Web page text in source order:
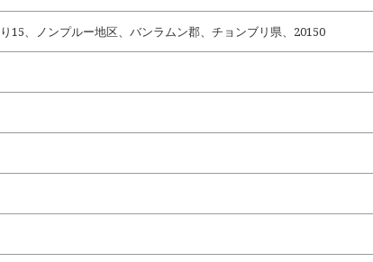
15、ノンプルー地区、バンラムン郡、チョンブリ県、20150